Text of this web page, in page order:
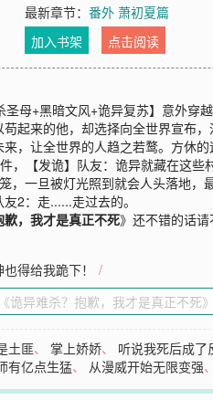
最新章节：番外 萧初夏篇
加入书架
点击阅读
圣母+黑暗文风+诡异复苏】意外
起来的他，却选择向全世界宣布
，让全世界的人趋之若鹜。方休
，【发诡】队友：诡异就藏在这
，一旦被灯光照到就会人头落地
2：走......走过去的。
歉，我才是真正不死》还不错的话请
得给我跪下！
/
土匪、掌上娇娇、 听说我死后成了
有亿点生猛、 从漫威开始无限变强、